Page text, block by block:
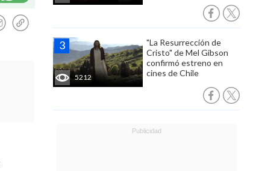
5212
"La Resurrección de
Cristo" de Mel Gibson
confirmó estreno en
cines de Chile